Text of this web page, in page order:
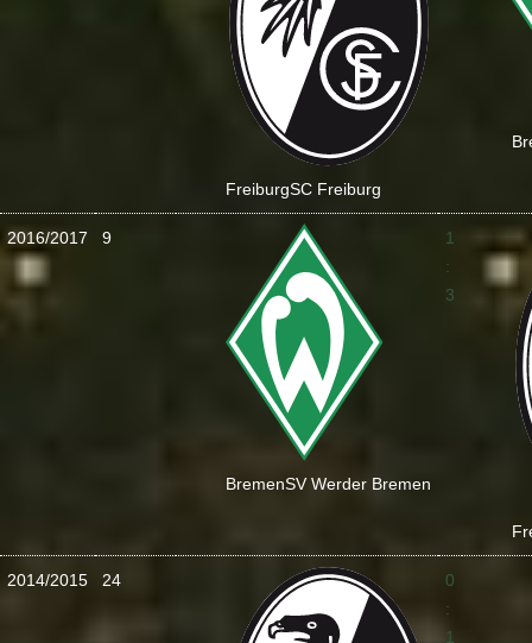
FreiburgSC Freiburg
2016/2017 9
BremenSV Werder Bremen
1
:
3
2014/2015 24
0
:
1